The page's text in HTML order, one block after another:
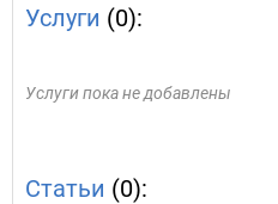
Услуги (0):
Услуги пока не добавлены
Статьи (0):